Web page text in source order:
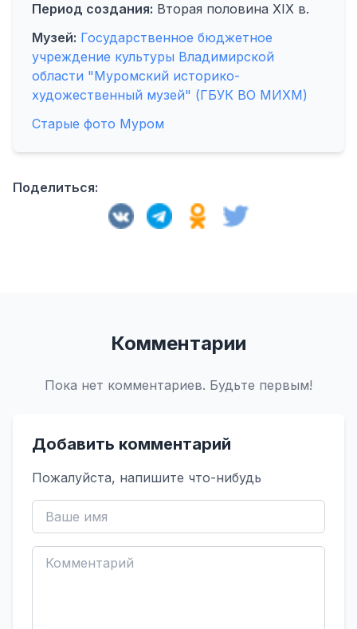
Период создания: Вторая половина XIX в.
Музей: Государственное бюджетное
учреждение культуры Владимирской
области "Муромский историко-
художественный музей" (ГБУК ВО МИХМ)
Старые фото Муром
Поделиться:
Комментарии
Пока нет комментариев. Будьте первым!
Добавить комментарий
Пожалуйста, напишите что-нибудь